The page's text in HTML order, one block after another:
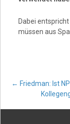
Dabei
müssen aus
Post
← Friedman: Ist